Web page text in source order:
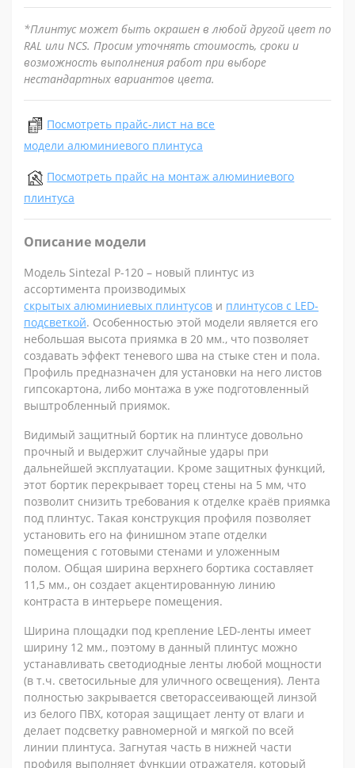
*Плинтус может быть окрашен в любой другой цвет по
RAL или NCS. Просим уточнять стоимость, сроки и
возможность выполнения работ при выборе
нестандартных вариантов цвета.
Посмотреть прайс-лист на все
модели алюминиевого плинтуса
Посмотреть прайс на монтаж алюминиевого
плинтуса
Описание модели
Модель Sintezal P-120 – новый плинтус из
ассортимента производимых
скрытых алюминиевых плинтусов и плинтусов с LED-
подсветкой. Особенностью этой модели является его
небольшая высота приямка в 20 мм., что позволяет
создавать эффект теневого шва на стыке стен и пола.
Профиль предназначен для установки на него листов
гипсокартона, либо монтажа в уже подготовленный
выштробленный приямок.
Видимый защитный бортик на плинтусе довольно
прочный и выдержит случайные удары при
дальнейшей эксплуатации. Кроме защитных функций,
этот бортик перекрывает торец стены на 5 мм, что
позволит снизить требования к отделке краёв приямка
под плинтус. Такая конструкция профиля позволяет
установить его на финишном этапе отделки
помещения с готовыми стенами и уложенным
полом. Общая ширина верхнего бортика составляет
11,5 мм., он создает акцентированную линию
контраста в интерьере помещения.
Ширина площадки под крепление LED-ленты имеет
ширину 12 мм., поэтому в данный плинтус можно
устанавливать светодиодные ленты любой мощности
(в т.ч. светосильные для уличного освещения). Лента
полностью закрывается светорассеивающей линзой
из белого ПВХ, которая защищает ленту от влаги и
делает подсветку равномерной и мягкой по всей
линии плинтуса. Загнутая часть в нижней части
профиля выполняет функции отражателя, который